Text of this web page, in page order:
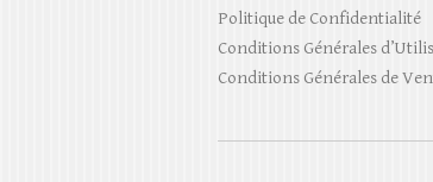
Politique de Confidentialité
Conditions Générales
Conditions Générales de